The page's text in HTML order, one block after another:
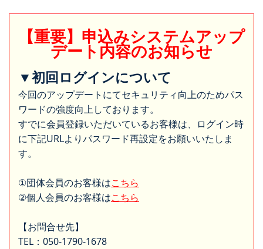
【重要】申込みシステムアップ
デート内容のお知らせ
▼初回ログインについて
今回のアップデートにてセキュリティ向上のためパス
ワードの強度向上しております。
すでに会員登録いただいているお客様は、ログイン時
に下記URLよりパスワード再設定をお願いいたしま
す。
①団体会員のお客様はこちら
②個人会員のお客様はこちら
【お問合せ先】
TEL：050-1790-1678